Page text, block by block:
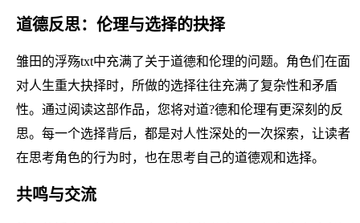
道德反思：伦理与选择的抉择
雏田的浮殇txt中充满了关于道德和伦理的问题。角色们在面
对人生重大抉择时，所做的选择往往充满了复杂性和矛盾
性。通过阅读这部作品，您将对道?德和伦理有更深刻的反
思。每一个选择背后，都是对人性深处的一次探索，让读者
在思考角色的行为时，也在思考自己的道德观和选择。
共鸣与交流